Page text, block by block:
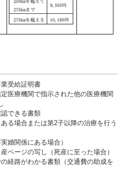
受給証明書
医療機関で指示された他の医療機関
できる書類
る場合または第2子以降の治療を行う
婚関係にある場合）
ページの写し（死産に至った場合）
経路がわかる書類（交通費の助成を